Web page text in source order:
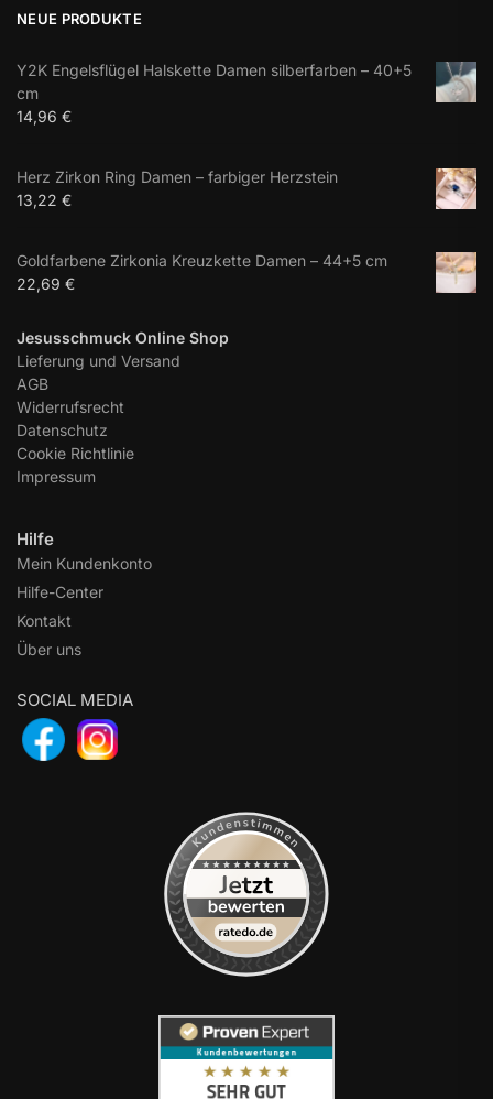
NEUE PRODUKTE
Y2K Engelsflügel Halskette Damen silberfarben – 40+5
cm
14,96 €
Herz Zirkon Ring Damen – farbiger Herzstein
13,22 €
Goldfarbene Zirkonia Kreuzkette Damen – 44+5 cm
22,69 €
Jesusschmuck Online Shop
Lieferung und Versand
AGB
Widerrufsrecht
Datenschutz
Cookie Richtlinie
Impressum
Hilfe
Mein Kundenkonto
Hilfe-Center
Kontakt
Über uns
SOCIAL MEDIA